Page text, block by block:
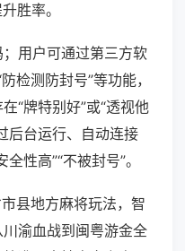
胜率。
用户可通过第三方软
检测防封号”等功能，
“牌特别好”或“透视他
后台运行、自动连接
性高”“不被封号”。
县地方麻将玩法，智
渝血战到闽粤游金全